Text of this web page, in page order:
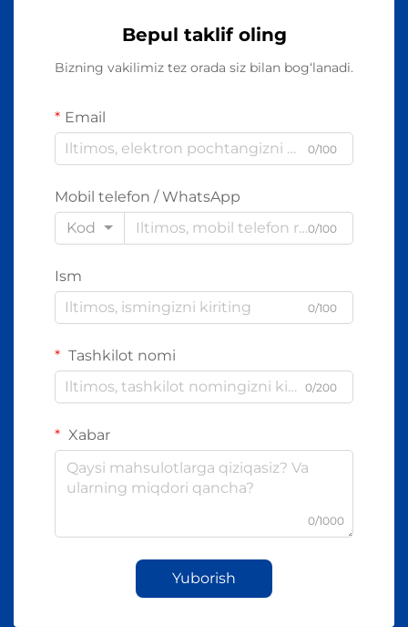
Bepul taklif oling
Bizning vakilimiz tez orada siz bilan bog‘lanadi.
Email
0/100
Mobil telefon / WhatsApp
Kod
0/100
Ism
0/100
Tashkilot nomi
0/200
Xabar
0/1000
Yuborish